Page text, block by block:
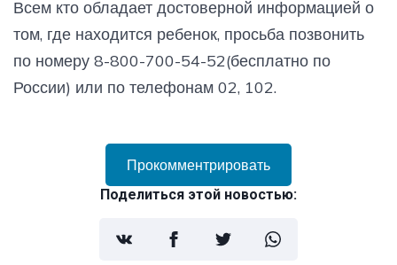
Всем кто обладает достоверной информацией о
том, где находится ребенок, просьба позвонить
по номеру 8-800-700-54-52(бесплатно по
России) или по телефонам 02, 102.
Прокомментрировать
Поделиться этой новостью: